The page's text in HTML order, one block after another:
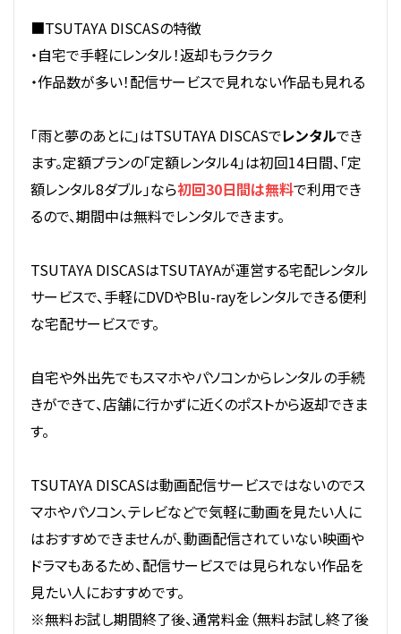
■TSUTAYA DISCASの特徴
・自宅で手軽にレンタル！返却もラクラク
・作品数が多い！配信サービスで見れない作品も見れる
「雨と夢のあとに」はTSUTAYA DISCASでレンタルでき
ます。定額プランの「定額レンタル4」は初回14日間、「定
額レンタル8ダブル」なら初回30日間は無料で利用でき
るので、期間中は無料でレンタルできます。
TSUTAYA DISCASはTSUTAYAが運営する宅配レンタル
サービスで、手軽にDVDやBlu-rayをレンタルできる便利
な宅配サービスです。
自宅や外出先でもスマホやパソコンからレンタルの手続
きができて、店舗に行かずに近くのポストから返却できま
す。
TSUTAYA DISCASは動画配信サービスではないのでス
マホやパソコン、テレビなどで気軽に動画を見たい人に
はおすすめできませんが、動画配信されていない映画や
ドラマもあるため、配信サービスでは見られない作品を
見たい人におすすめです。
※無料お試し期間終了後、通常料金（無料お試し終了後